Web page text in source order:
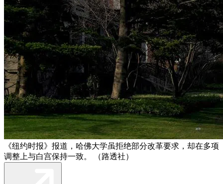
《纽约时报》报道，哈佛大学虽拒绝部分改革要求，却在多项
调整上与白宫保持一致。 （路透社）